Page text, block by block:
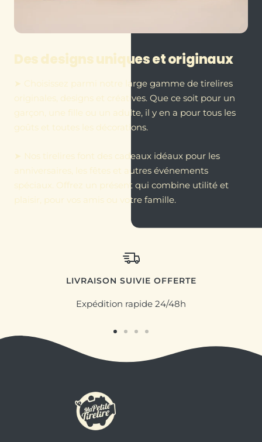
Des designs uniques et originaux
➤ Choisissez parmi notre large gamme de tirelires
originales, designs et créatives. Que ce soit pour un
garçon, une fille ou un adulte, il y en a pour tous les
goûts et toutes les décorations.
➤ Nos tirelires font des cadeaux idéaux pour les
anniversaires, les fêtes et autres événements
spéciaux. Offrez un présent qui combine utilité et
plaisir, pour vos amis ou votre famille.
LIVRAISON SUIVIE OFFERTE
Expédition rapide 24/48h